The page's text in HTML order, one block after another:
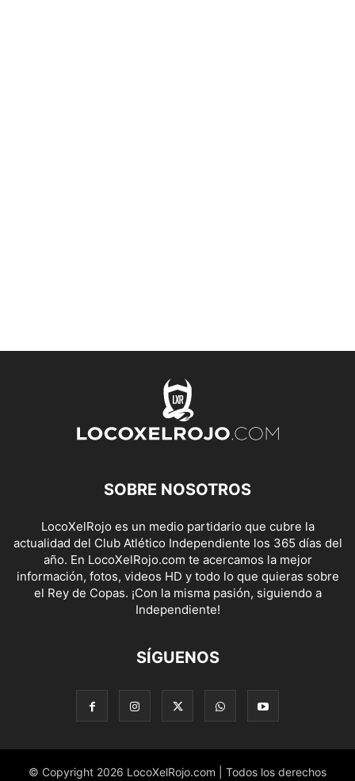
SOBRE NOSOTROS
LocoXelRojo es un medio partidario que cubre la
actualidad del Club Atlético Independiente los 365 días del
año. En LocoXelRojo.com te acercamos la mejor
información, fotos, videos HD y todo lo que quieras sobre
el Rey de Copas. ¡Con la misma pasión, siguiendo a
Independiente!
SÍGUENOS
© Copyright 2026 LocoXelRojo.com | Todos los derechos